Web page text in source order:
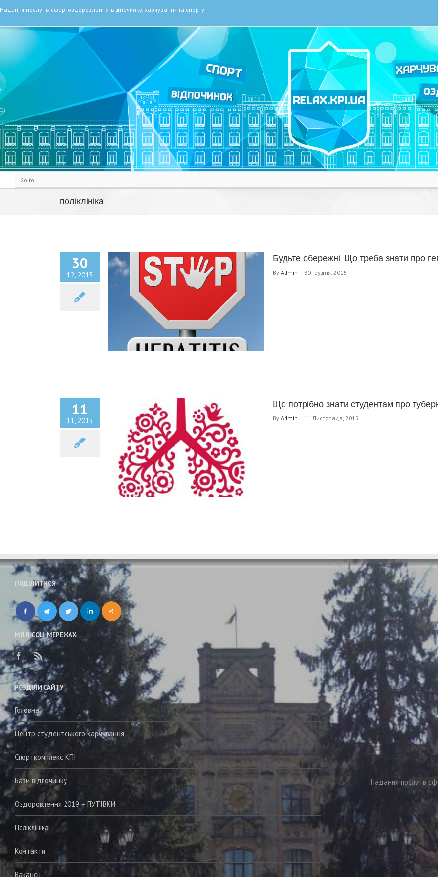
Надання послуг в сфері оздоровлення, відпочинку, харчування та спорту.
Go to...
поліклініка
30
12, 2015
Будьте обережні. Що треба знати про
By Admin | 30 Грудня, 2015
11
11, 2015
Що потрібно знати студентам про
By Admin | 11 Листопада, 2015
ПОДІЛИТИСЯ
МИ В СОЦ. МЕРЕЖАХ
РОЗДІЛИ САЙТУ
Головна
Центр студентського харчування
Спорткомплекс КПІ
Бази відпочинку
Оздоровлення 2019 – ПУТІВКИ
Поліклініка
Контакти
Вакансії
Надання послуг в